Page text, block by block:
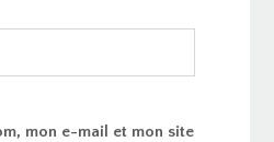
mon e-mail et mon site